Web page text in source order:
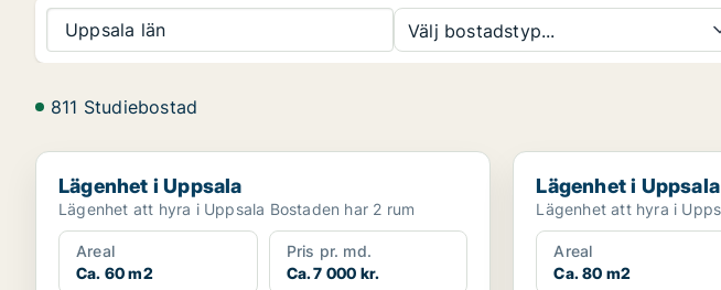
Uppsala län Välj bostadstyp...
811 Studiebostad
Lägenhet i Uppsala
Lägenhet i Uppsala
Lägenhet att hyra i Uppsala Bostaden har 2 rum
Areal
Ca. 60 m2
Pris pr. md.
Ca. 7 000 kr.
Lägenhet i Uppsala
Lägenhet i Uppsala
Areal
Ca. 80 m2